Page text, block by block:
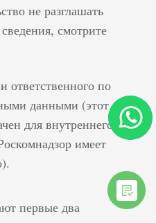
не разглашать
смотрите
ответственного по
данными (этот
для внутреннего
имеет
первые два